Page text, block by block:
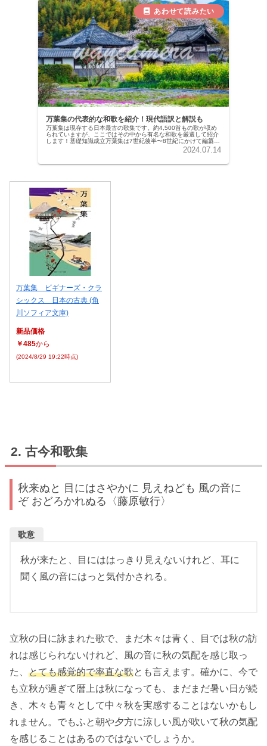
万葉集の代表的な和歌を紹介！現代語訳と解説も
万葉集は現存する日本最古の歌集です。約4,500首もの歌が収め
られていますが、ここではその中から有名な和歌を厳選して紹介
します！基礎知識成立万葉集は7世紀後半〜8世紀にかけて編纂さ
れた現存する日本最古の歌集です。全20巻、約4,500首の歌...
2024.07.14
万葉集 ビギナーズ・クラ
シックス 日本の古典 (角
川ソフィア文庫)
新品価格
￥485から
(2024/8/29 19:22時点)
古今和歌集
秋来ぬと 目にはさやかに 見えねども 風の音に
ぞ おどろかれぬる〈藤原敏行〉
歌意
秋が来たと、目にははっきり見えないけれど、耳に
聞く風の音にはっと気付かされる。
立秋の日に詠まれた歌で、まだ木々は青く、目では秋の訪
れは感じられないけれど、風の音に秋の気配を感じ取っ
た、 とても感覚的で率直な歌とも言えます。確かに、今で
も立秋が過ぎて暦上は秋になっても、まだまだ暑い日が続
き、木々も青々として中々秋を実感することはないかもし
れません。でもふと朝や夕方に涼しい風が吹いて秋の気配
を感じることはあるのではないでしょうか。